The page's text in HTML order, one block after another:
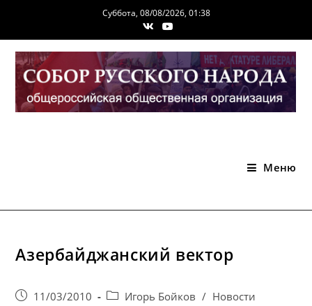
содержимому
Суббота, 08/08/2026, 01:38
Меню
Азербайджанский вектор
Запись11/03/2010
PostИгорь Бойков / Новости